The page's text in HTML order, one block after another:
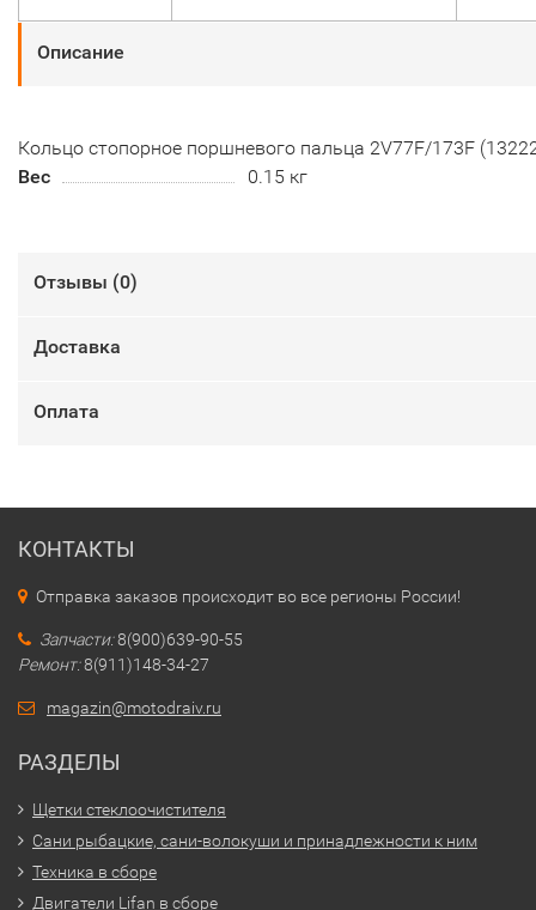
Описание
Кольцо стопорное поршневого пальца 2V77F/173F
Вес
0.15 кг
Отзывы (0)
Доставка
Оплата
КОНТАКТЫ
Отправка заказов происходит во все регионы России!
Запчасти:8(900)639-90-55
Ремонт:8(911)148-34-27
magazin@motodraiv.ru
РАЗДЕЛЫ
Щетки стеклоочистителя
Сани рыбацкие, сани-волокуши и принадлежности к ним
Техника в сборе
Двигатели Lifan в сборе